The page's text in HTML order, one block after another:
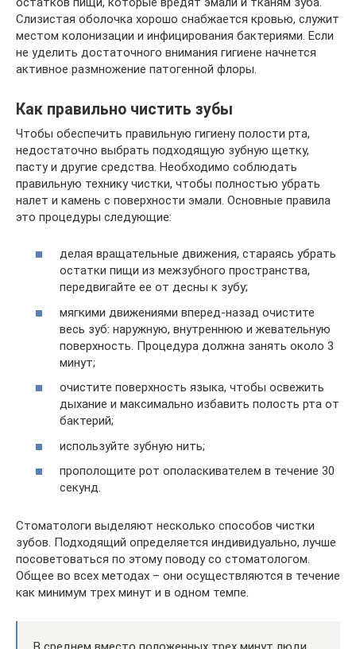
Слизистая оболочка хорошо снабжается кровью, служит
местом колонизации и инфицирования бактериями. Если
не уделить достаточного внимания гигиене начнется
активное размножение патогенной флоры.
Как правильно чистить зубы
Чтобы обеспечить правильную гигиену полости рта,
недостаточно выбрать подходящую зубную щетку,
пасту и другие средства. Необходимо соблюдать
правильную технику чистки, чтобы полностью убрать
налет и камень с поверхности эмали. Основные правила
это процедуры следующие:
делая вращательные движения, стараясь убрать
остатки пищи из межзубного пространства,
передвигайте ее от десны к зубу;
мягкими движениями вперед-назад очистите
весь зуб: наружную, внутреннюю и жевательную
поверхность. Процедура должна занять около 3
минут;
очистите поверхность языка, чтобы освежить
дыхание и максимально избавить полость рта от
бактерий;
используйте зубную нить;
прополощите рот ополаскивателем в течение 30
секунд.
Стоматологи выделяют несколько способов чистки
зубов. Подходящий определяется индивидуально, лучше
посоветоваться по этому поводу со стоматологом.
Общее во всех методах – они осуществляются в течение
как минимум трех минут и в одном темпе.